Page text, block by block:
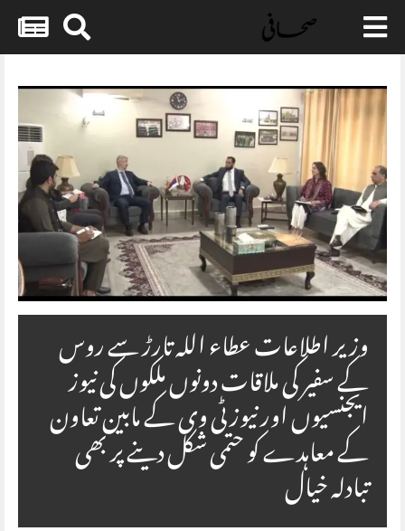
Skip
content
وزیر اطلاعات عطاء اللہ تارڑ سے روس
کے سفیر کی ملاقات دونوں ملکوں کی نیوز
ایجنسیوں اور نیوز ٹی وی کے مابین تعاون
کے معاہدے کو حتمی شکل دینے پر بھی
تبادلہ خیال